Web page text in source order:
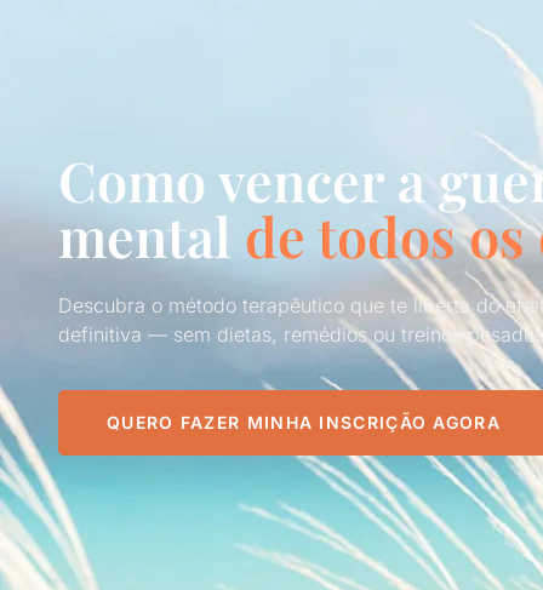
Como vencer a
mental de todos
Descubra o método terapêutico que te liberta do
definitiva — sem dietas, remédios ou treinos
QUERO FAZER MINHA INSCRIÇÃO AGORA